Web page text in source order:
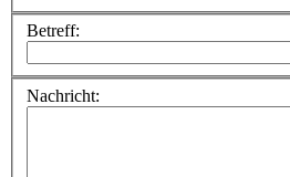
Betreff:
Nachricht: